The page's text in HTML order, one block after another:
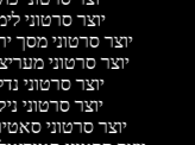
יוצר סרטוני
יוצר סרטוני מסך
יוצר סרטוני
יוצר סרטוני
יוצר סרטוני
יוצר סרטוני